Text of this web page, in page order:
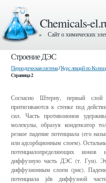
Chemicals-
» Сайт о химических
Строение ДЭС
Периодическая система/Курс лекций по
Страница 2
Согласно Штерну, первый слой
притягиваются к стенке под
сил. Часть противоионов
молекулы, образуя конденсатор
резкое падение потенциала (его
или адсорбционным слоем).
потенциалопределяющих
диффузную часть ДЭС (т. Гуи).
диффузионным слоем (рис).
потенциала jdв диффузной